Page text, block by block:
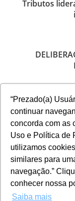
“Prezado(a)
continuar
concorda com as
Uso e Política de
utilizamos
similares para
navegação.”
conhecer nossa
Saiba mais
Tributos